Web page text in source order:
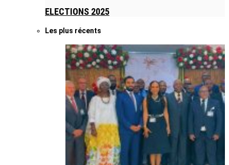
ELECTIONS 2025
Les plus récents